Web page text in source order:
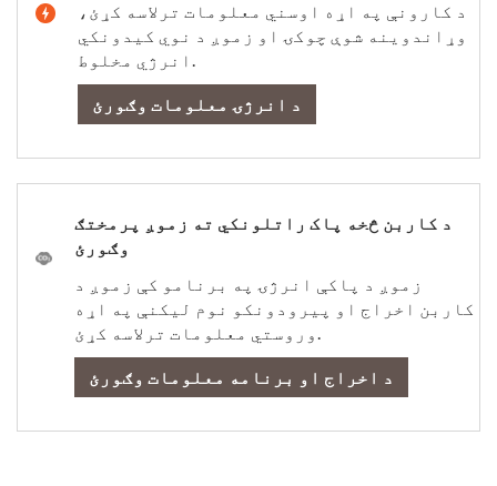
د کارونې په اړه اوسني معلومات ترلاسه کړئ،
وړاندوینه شوې چوکۍ او زموږ د نوي کیدونکي
د انرژۍ معلومات وګورئ
د کاربن څخه پاک راتلونکي ته زموږ پرمختګ
وګورئ
زموږ د پاکې انرژۍ په برنامو کې زموږ د
کاربن اخراج او پیرودونکو نوم لیکنې په اړه
د اخراج او برنامه معلومات وګورئ